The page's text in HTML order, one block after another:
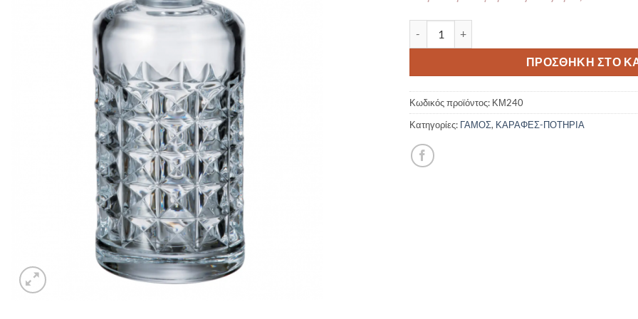
ΠΡΟΣΘΉΚΗ ΣΤΟ
Κωδικός προϊόντος: ΚΜ240
Κατηγορίες: ΓΑΜΟΣ, ΚΑΡΑΦΕΣ-ΠΟΤΗΡΙΑ